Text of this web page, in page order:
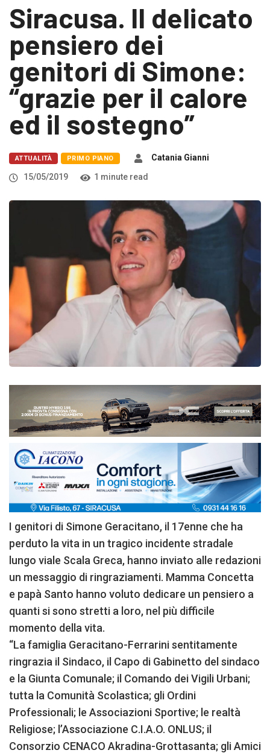
Siracusa. Il delicato
pensiero dei
genitori di Simone:
“grazie per il calore
ed il sostegno”
ATTUALITÀ PRIMO PIANO
Catania Gianni
15/05/2019
1 minute read
I genitori di Simone Geracitano, il 17enne che ha
perduto la vita in un tragico incidente stradale
lungo viale Scala Greca, hanno inviato alle redazioni
un messaggio di ringraziamenti. Mamma Concetta
e papà Santo hanno voluto dedicare un pensiero a
quanti si sono stretti a loro, nel più difficile
momento della vita.
“La famiglia Geracitano-Ferrarini sentitamente
ringrazia il Sindaco, il Capo di Gabinetto del sindaco
e la Giunta Comunale; il Comando dei Vigili Urbani;
tutta la Comunità Scolastica; gli Ordini
Professionali; le Associazioni Sportive; le realtà
Religiose; l’Associazione C.I.A.O. ONLUS; il
Consorzio CENACO Akradina-Grottasanta; gli Amici